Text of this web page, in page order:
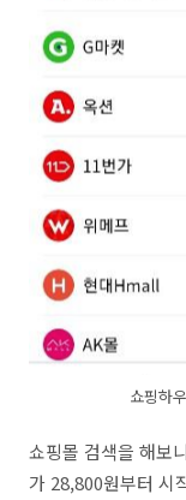
쇼핑하
쇼핑몰 검색을 해보
가 28,800원부터 시